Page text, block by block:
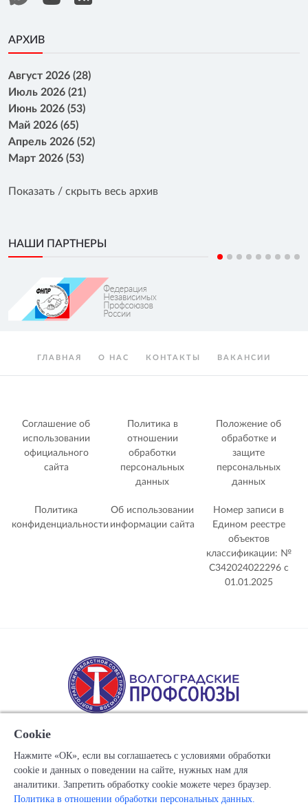
АРХИВ
Август 2026 (28)
Июль 2026 (21)
Июнь 2026 (53)
Май 2026 (65)
Апрель 2026 (52)
Март 2026 (53)
Показать / скрыть весь архив
НАШИ ПАРТНЕРЫ
ГЛАВНАЯ О НАС КОНТАКТЫ ВАКАНСИИ
Соглашение об
использовании
официального
сайта
Политика в
отношении
обработки
персональных
данных
Положение об
обработке и
защите
персональных
данных
Политика
конфиденциальности
Об использовании
информации сайта
Номер записи в
Едином реестре
объектов
классификации: №
С342024022296 c
01.01.2025
Copyright © 1917-2025 Союз организаций профсоюзов
"Волгоградский областной Совет профессиональных
Cookie
Нажмите «ОК», если вы соглашаетесь с условиями обработки
cookie и данных о поведении на сайте, нужных нам для
аналитики. Запретить обработку cookie можете через браузер.
Политика в отношении обработки персональных данных.